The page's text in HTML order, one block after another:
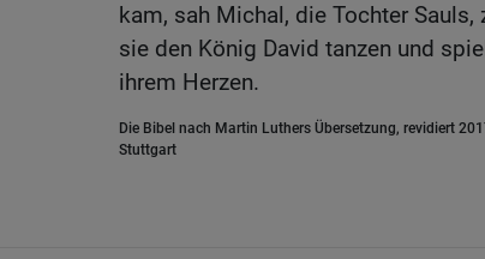
kam, sah Michal, die Tochter Sauls,
sie den König David tanzen und
ihrem Herzen.
Die Bibel nach Martin Luthers Übersetzung, revidiert
Stuttgart